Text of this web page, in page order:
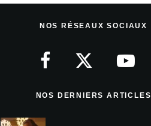
NOS RÉSEAUX SOCIAUX
NOS DERNIERS ARTICLES